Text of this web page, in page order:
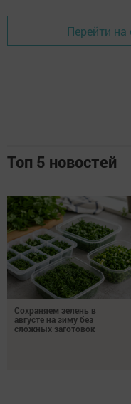
Перейти на
Топ 5 новостей
Сохраняем зелень в
августе на зиму без
сложных заготовок